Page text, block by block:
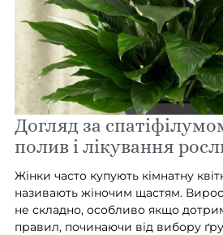
Догляд за
полив і лікування
Жінки часто купують кімнатну
називають жіночим щастям.
не складно, особливо якщо
правил, починаючи від вибору